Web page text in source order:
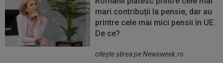
mari contribuții la pensie, dar au
printre cele mai mici pensii în UE.
De ce?
citeşte ştirea pe Newsweek.ro